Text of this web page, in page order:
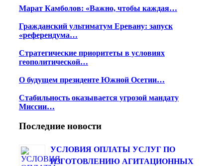
Марат Камболов: «Важно, чтобы каждая…
Гражданский ультиматум Еревану: запуск
«референдума…
Стратегические приоритеты в условиях
геополитической…
О будущем президенте Южной Осетии…
Стабильность оказывается угрозой мандату
Миссии…
Последние новости
УСЛОВИЯ ОПЛАТЫ УСЛУГ ПО
ИЗГОТОВЛЕНИЮ АГИТАЦИОННЫХ